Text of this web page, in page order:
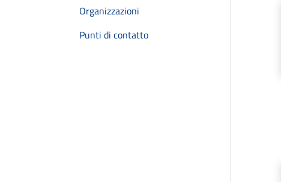
Organizzazioni
Punti di contatto